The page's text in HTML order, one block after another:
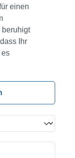
einen
beruhigt
Ihr
es